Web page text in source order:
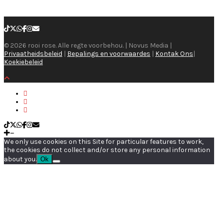
© 2026 rooi rose. Alle regte voorbehou. | Novus Media |
Privaatheidsbeleid | Bepalings en voorwaardes | Kontak Ons|
Koekiebeleid
We only use cookies on this Site for particular features to work,
the cookies do not collect and/or store any personal information
about you. Ok